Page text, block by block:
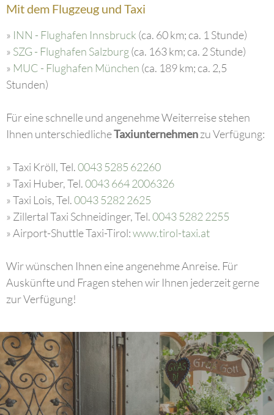
Mit dem Flugzeug und Taxi
» INN - Flughafen Innsbruck (ca. 60 km; ca. 1 Stunde)
» SZG - Flughafen Salzburg(ca. 163 km; ca. 2 Stunde)
» MUC - Flughafen München (ca. 189 km; ca. 2,5
Stunden)
Für eine schnelle und angenehme Weiterreise stehen
Ihnen unterschiedlicheTaxiunternehmenzu Verfügung:
» Taxi Kröll, Tel.0043 5285 62260
» Taxi Huber, Tel.0043 664 2006326
» Taxi Lois, Tel.0043 5282 2625
» Zillertal Taxi Schneidinger, Tel.0043 5282 2255
» Airport-Shuttle Taxi-Tirol:www.tirol-taxi.at
Wir wünschen Ihnen eine angenehme Anreise. Für
Auskünfte und Fragen stehen wir Ihnen jederzeit gerne
zur Verfügung!